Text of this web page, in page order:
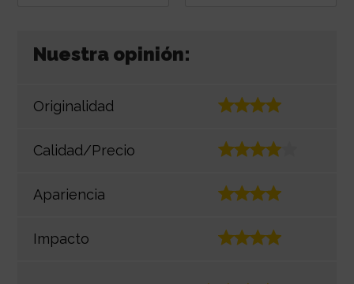
Nuestra opinión:
Originalidad
Calidad/Precio
Apariencia
Impacto